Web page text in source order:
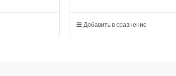
Добавить в сравнение